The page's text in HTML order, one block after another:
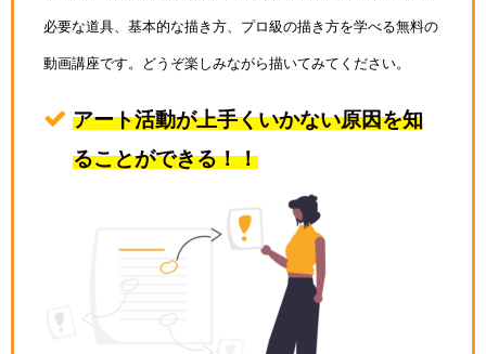
必要な道具、基本的な描き方、プロ級の描き方を学べる無料の
動画講座です。どうぞ楽しみながら描いてみてください。
アート活動が上手くいかない原因を知
ることができる！！